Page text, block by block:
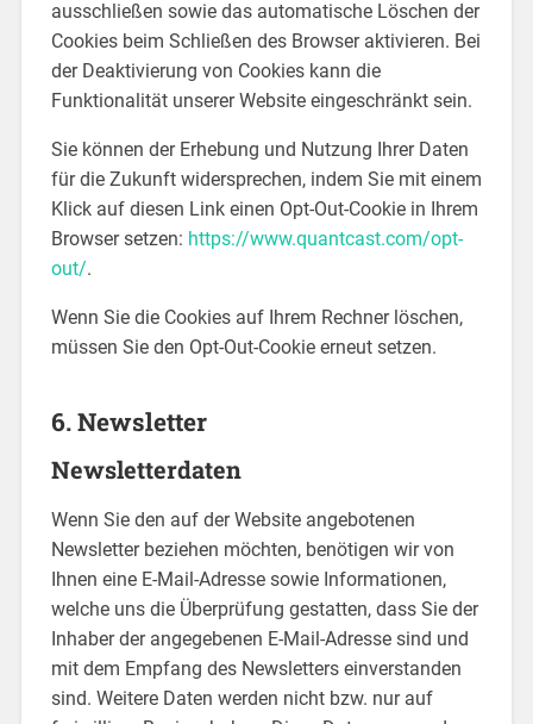
ausschließen sowie das automatische Löschen der
Cookies beim Schließen des Browser aktivieren. Bei
der Deaktivierung von Cookies kann die
Funktionalität unserer Website eingeschränkt sein.
Sie können der Erhebung und Nutzung Ihrer Daten
für die Zukunft widersprechen, indem Sie mit einem
Klick auf diesen Link einen Opt-Out-Cookie in Ihrem
Browser setzen: https://www.quantcast.com/opt-
out/.
Wenn Sie die Cookies auf Ihrem Rechner löschen,
müssen Sie den Opt-Out-Cookie erneut setzen.
6. Newsletter
Newsletterdaten
Wenn Sie den auf der Website angebotenen
Newsletter beziehen möchten, benötigen wir von
Ihnen eine E-Mail-Adresse sowie Informationen,
welche uns die Überprüfung gestatten, dass Sie der
Inhaber der angegebenen E-Mail-Adresse sind und
mit dem Empfang des Newsletters einverstanden
sind. Weitere Daten werden nicht bzw. nur auf